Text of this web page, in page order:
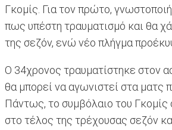
Γκομίς. Για τον πρώτο,
πως υπέστη τραυματισμό και θα
της σεζόν, ενώ νέο πλήγμα
Ο 34χρονος τραυματίστηκε στον
θα μπορεί να αγωνιστεί στα ματς
Πάντως, το συμβόλαιο του
στο τέλος της τρέχουσας σεζόν